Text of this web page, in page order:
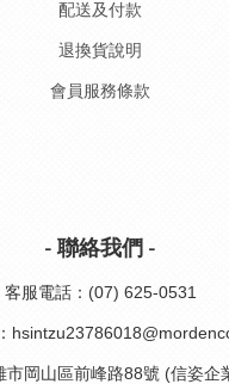
配送及付款
退換貨說明
會員服務條款
- 聯絡我們 -
客服電話：(07) 625-0531
市岡山區前峰路88號 (信姿企